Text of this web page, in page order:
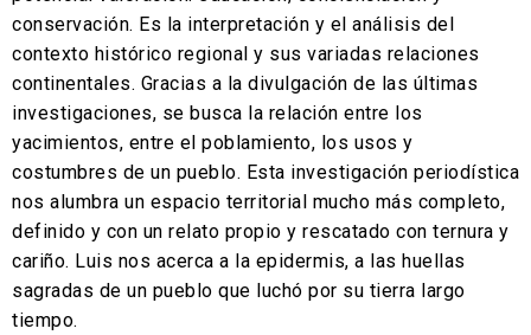
conservación. Es la interpretación y el análisis del
contexto histórico regional y sus variadas relaciones
continentales. Gracias a la divulgación de las últimas
investigaciones, se busca la relación entre los
yacimientos, entre el poblamiento, los usos y
costumbres de un pueblo. Esta investigación periodística
nos alumbra un espacio territorial mucho más completo,
definido y con un relato propio y rescatado con ternura y
cariño. Luis nos acerca a la epidermis, a las huellas
sagradas de un pueblo que luchó por su tierra largo
tiempo.